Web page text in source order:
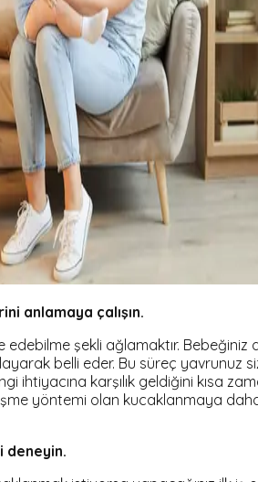
anlamaya çalışın.
şekli ağlamaktır. Bebeğiniz
belli eder. Bu süreç
ihtiyacına karşılık geldiğini kısa
yöntemi olan kucaklanmaya
deneyin.